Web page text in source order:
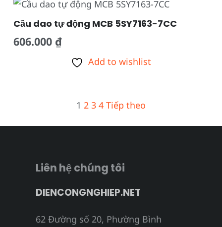
Cầu dao tự động MCB 5SY7163-7CC
606.000 ₫
Add to wishlist
trang
1 2 3 4 Tiếp theo
Liên hệ chúng tôi
DIENCONGNGHIEP.NET
62 Đường số 20, Phường Bình